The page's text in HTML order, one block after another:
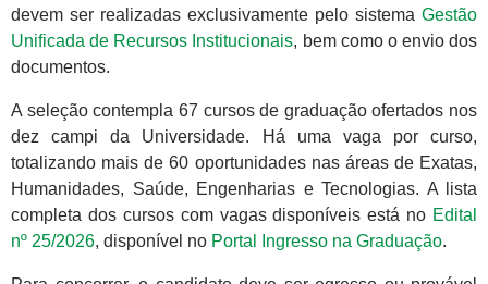
devem ser realizadas exclusivamente pelo sistema Gestão
Unificada de Recursos Institucionais, bem como o envio dos
documentos.
A seleção contempla 67 cursos de graduação ofertados nos
dez campi da Universidade. Há uma vaga por curso,
totalizando mais de 60 oportunidades nas áreas de Exatas,
Humanidades, Saúde, Engenharias e Tecnologias. A lista
completa dos cursos com vagas disponíveis está no Edital
nº 25/2026, disponível no Portal Ingresso na Graduação.